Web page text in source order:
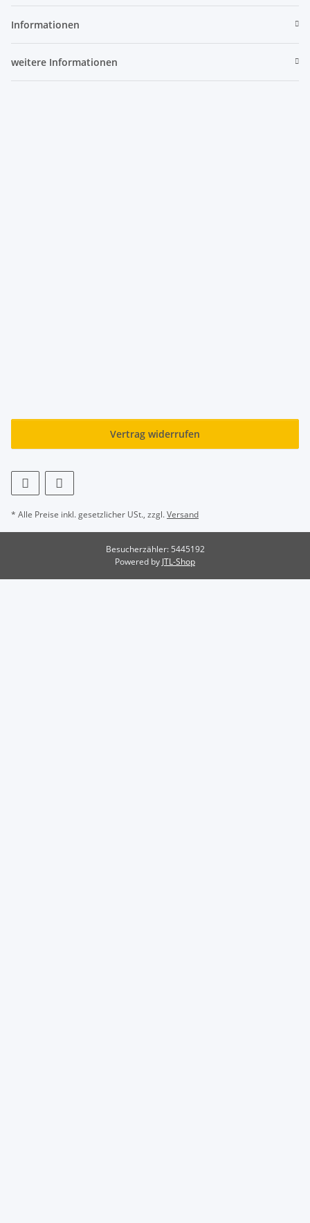
Informationen
weitere Informationen
Vertrag widerrufen
* Alle Preise inkl. gesetzlicher USt., zzgl.Versand
Besucherzähler: 5445192
Powered by JTL-Shop